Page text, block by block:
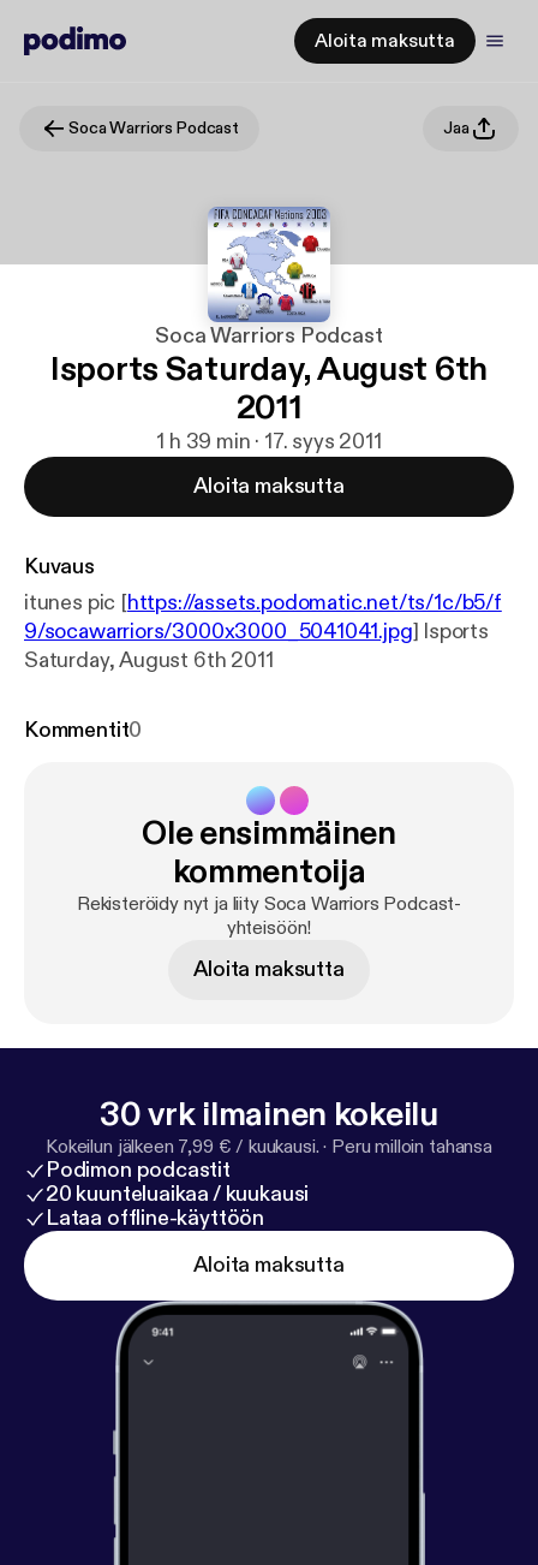
Aloita maksutta
Soca Warriors Podcast Jaa
Soca Warriors Podcast
Isports Saturday, August 6th
2011
1 h 39 min · 17. syys 2011
Aloita maksutta
Kuvaus
itunes pic [https://assets.podomatic.net/ts/1c/b5/f
9/socawarriors/3000x3000_5041041.jpg] Isports
Saturday, August 6th 2011
Kommentit0
Ole ensimmäinen
kommentoija
Rekisteröidy nyt ja liity Soca Warriors Podcast-
yhteisöön!
Aloita maksutta
30 vrk ilmainen kokeilu
Kokeilun jälkeen 7,99 € / kuukausi. · Peru milloin tahansa
Podimon podcastit
20 kuunteluaikaa / kuukausi
Lataa offline-käyttöön
Aloita maksutta